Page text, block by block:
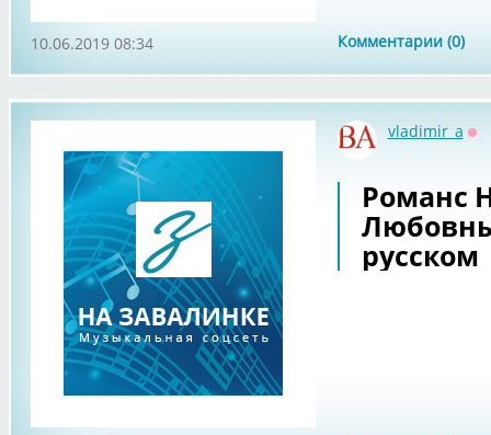
Комментарии (0)
10.06.2019 08:34
vladimir_a
Романс
русском